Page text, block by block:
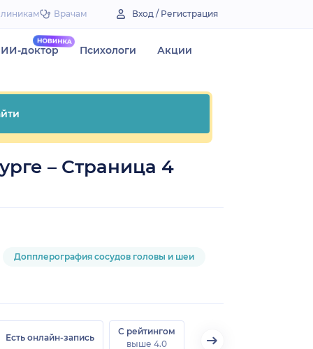
Врачам Вход / Регистрация
ИИ-доктор Психологи Акции
– Страница 4
Допплерография сосудов головы и шеи
Есть онлайн-запись
С рейтингом
выше 4.0